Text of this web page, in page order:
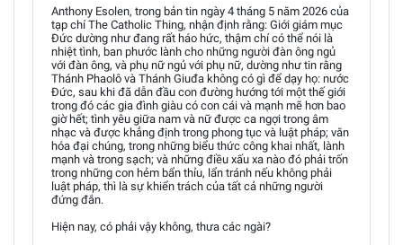
Anthony Esolen, trong bản tin ngày 4 tháng 5 năm 2026 của
tạp chí The Catholic Thing, nhận định rằng: Giới giám mục
Đức dường như đang rất háo hức, thậm chí có thể nói là
nhiệt tình, ban phước lành cho những người đàn ông ngủ
với đàn ông, và phụ nữ ngủ với phụ nữ, dường như tin rằng
Thánh Phaolô và Thánh Giuđa không có gì để dạy họ: nước
Đức, sau khi đã dẫn đầu con đường hướng tới một thế giới
trong đó các gia đình giàu có con cái và mạnh mẽ hơn bao
giờ hết; tình yêu giữa nam và nữ được ca ngợi trong âm
nhạc và được khẳng định trong phong tục và luật pháp; văn
hóa đại chúng, trong những biểu thức công khai nhất, lành
mạnh và trong sạch; và những điều xấu xa nào đó phải trốn
trong những con hẻm bẩn thỉu, lẩn tránh nếu không phải
luật pháp, thì là sự khiển trách của tất cả những người
đứng đắn.
Hiện nay, có phải vậy không, thưa các ngài?